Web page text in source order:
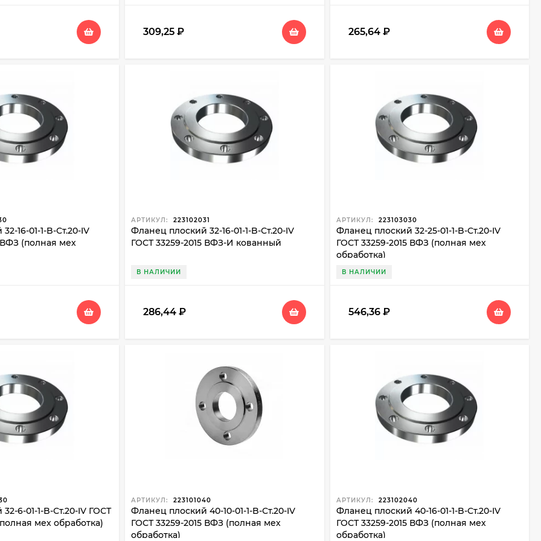
309,25₽ 265,64 ₽
16-01-1-B-Ст.20-IV
ВФЗ (полная мех
АРТИКУЛ: 223102031
Фланец плоский 32-16-01-1-B-Ст.20-IV
ГОСТ 33259-2015 ВФЗ-И кованный
В НАЛИЧИИ
286,44₽
АРТИКУЛ: 223103030
Фланец плоский 32-25-01-1-B-Ст.20-IV
ГОСТ 33259-2015 ВФЗ (полная мех
обработка)
В НАЛИЧИИ
546,36 ₽
6-01-1-B-Ст.20-IV ГОСТ
мех обработка)
АРТИКУЛ: 223101040
Фланец плоский 40-10-01-1-B-Ст.20-IV
ГОСТ 33259-2015 ВФЗ (полная мех
обработка)
АРТИКУЛ: 223102040
Фланец плоский 40-16-01-1-B-Ст.20-IV
ГОСТ 33259-2015 ВФЗ (полная мех
обработка)